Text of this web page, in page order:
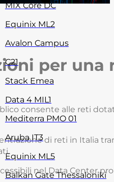
MIX Core DC
Equinix ML2
Avalon Campus
C21
Stack Emea
Data 4 MIL1
Mediterra PMO 01
Aruba IT3
Equinix ML5
Balkan Gate Thessaloniki
per una
consente alle reti
di reti in Italia
nel Data Center